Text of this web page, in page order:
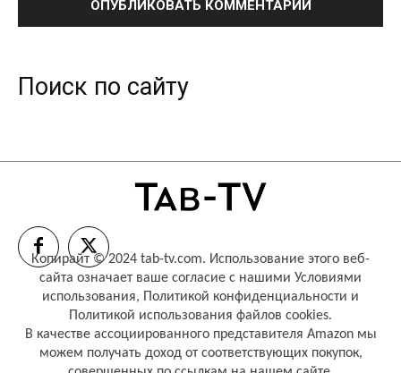
Поиск по сайту
Копирайт © 2024 tab-tv.com. Использование этого веб-
сайта означает ваше согласие с нашими Условиями
использования, Политикой конфиденциальности и
Политикой использования файлов cookies.
В качестве ассоциированного представителя Amazon мы
можем получать доход от соответствующих покупок,